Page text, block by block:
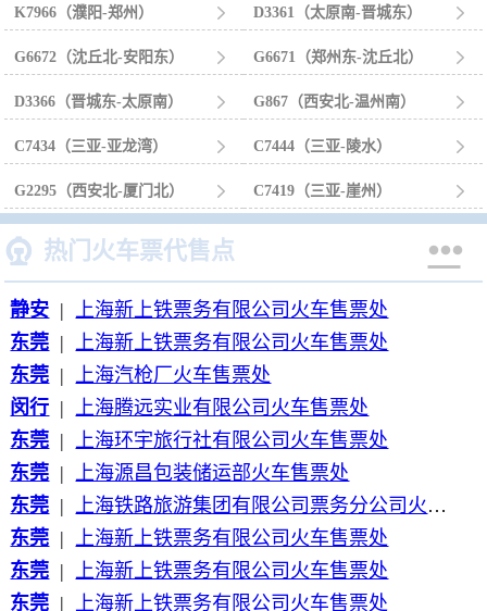
K7966（濮阳-郑州）  D3361（太原南-晋城东） 
G6672（沈丘北-安阳东）  G6671（郑州东-沈丘北） 
D3366（晋城东-太原南）  G867（西安北-温州南） 
C7434（三亚-亚龙湾）  C7444（三亚-陵水） 
G2295（西安北-厦门北）  C7419（三亚-崖州） 
 热门火车票代售点 
静安 |
上海新上铁票务有限公司火车售票处
东莞 |
上海新上铁票务有限公司火车售票处
东莞 |
上海汽枪厂火车售票处
闵行 |
上海腾远实业有限公司火车售票处
东莞 |
上海环宇旅行社有限公司火车售票处
东莞 |
上海源昌包装储运部火车售票处
东莞 |
上海铁路旅游集团有限公司票务分公司火车售票处
东莞 |
上海新上铁票务有限公司火车售票处
东莞 |
上海新上铁票务有限公司火车售票处
东莞 |
上海新上铁票务有限公司火车售票处